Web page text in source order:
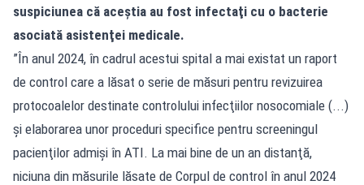
suspiciunea că aceştia au fost infectaţi cu o bacterie
asociată asistenţei medicale.
”În anul 2024, în cadrul acestui spital a mai existat un raport
de control care a lăsat o serie de măsuri pentru revizuirea
protocoalelor destinate controlului infecţiilor nosocomiale (...)
şi elaborarea unor proceduri specifice pentru screeningul
pacienţilor admişi în ATI. La mai bine de un an distanţă,
niciuna din măsurile lăsate de Corpul de control în anul 2024